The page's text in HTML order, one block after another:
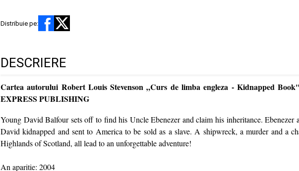
Distribuie pe:
DESCRIERE
Cartea autorului Robert Louis Stevenson „Curs de limba engleza - Kidnapped
EXPRESS PUBLISHING
Young David Balfour sets off to find his Uncle Ebenezer and claim his inheritance. Ebenezer
David kidnapped and sent to America to be sold as a slave. A shipwreck, a murder and a
Highlands of Scotland, all lead to an unforgettable adventure!
An aparitie: 2004